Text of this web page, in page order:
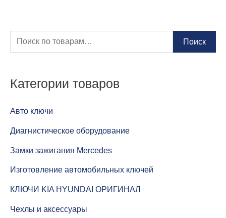
с
а
ь
:
Поиск
Категории товаров
Авто ключи
Диагнистическое оборудование
Замки зажигания Mercedes
Изготовление автомобильных ключей
КЛЮЧИ KIA HYUNDAI ОРИГИНАЛ
Чехлы и аксессуары